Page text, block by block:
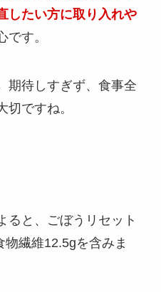
したい方に取り入れや
です。
期待しすぎず、食事全
ですね。
ると、ごぼうリセット
繊維12.5gを含みま